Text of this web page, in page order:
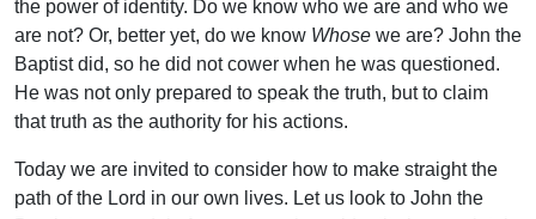
the power of identity. Do we know who we are and who we
are not? Or, better yet, do we know Whose we are? John the
Baptist did, so he did not cower when he was questioned.
He was not only prepared to speak the truth, but to claim
that truth as the authority for his actions.
Today we are invited to consider how to make straight the
path of the Lord in our own lives. Let us look to John the